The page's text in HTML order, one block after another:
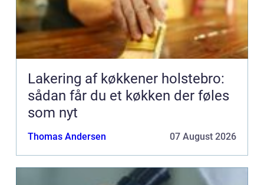
Lakering af køkkener holstebro:
sådan får du et køkken der føles
som nyt
Thomas Andersen 07 August 2026